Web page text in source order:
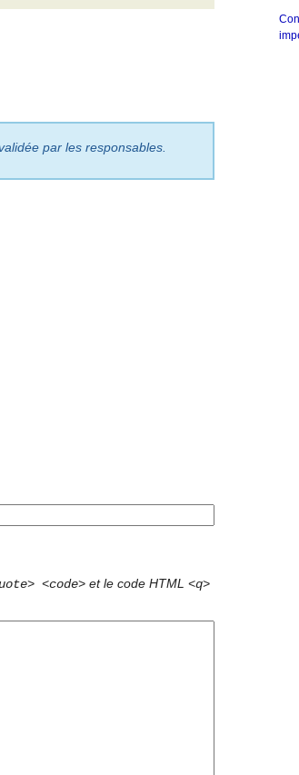
par les responsables.
<code> et le code HTML <q>